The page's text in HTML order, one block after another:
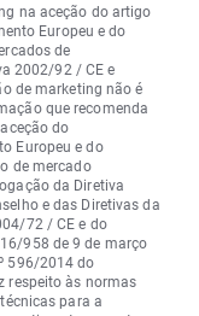
na aceção do artigo
Europeu e do
de
2002/92 / CE e
de marketing não é
que recomenda
do
Europeu e do
de mercado
da Diretiva
e das Diretivas da
72 / CE e do
958 de 9 de março
596/2014 do
respeito às normas
para a